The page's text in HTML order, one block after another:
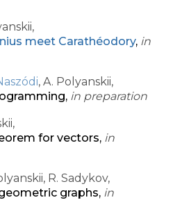
meet Carathéodory, in
, A. Polyanskii,
in preparation
for vectors, in
R. Sadykov,
graphs, in